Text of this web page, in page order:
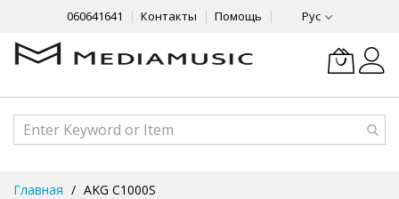
060641641 Контакты Помощь Рус
Главная AKG C1000S